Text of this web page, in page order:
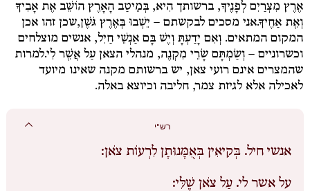
אֶרֶץ מִצְרַיִם לְפָנֶיךָ, ברשותך הִיא, בְּמֵיטַב הָאָרֶץ הוֹשֵׁב אֶת אָבִיךָ
וְאֶת אַחֶיךָ.אני מסכים לבקשתם – יֵשְׁבוּ בְּאֶרֶץ גֹּשֶׁן,שכן זהו אכן
המקום המתאים. וְאִם יָדַעְתָּ וְיֶשׁ בָּם אַנְשֵׁי חַיִל, אנשים מוצלחים
וכשרוניים – וְשַׂמְתָּם שָׂרֵי מִקְנֶה, מנהלי הצאן עַל אֲשֶׁר לִי.למרות
שהמצרים אינם רועי צאן, יש ברשותם מקנה שאינו מיועד
לאכילה אלא לגיזת צמר, חליבה וכיוצא באלה.
רש"י
אנשי חיל. בְּקִיאִין בְּאֻמָּנוּתָן לִרְעוֹת צֹאן:
על אשר לי. עַל צֹאן שֶׁלִּי: